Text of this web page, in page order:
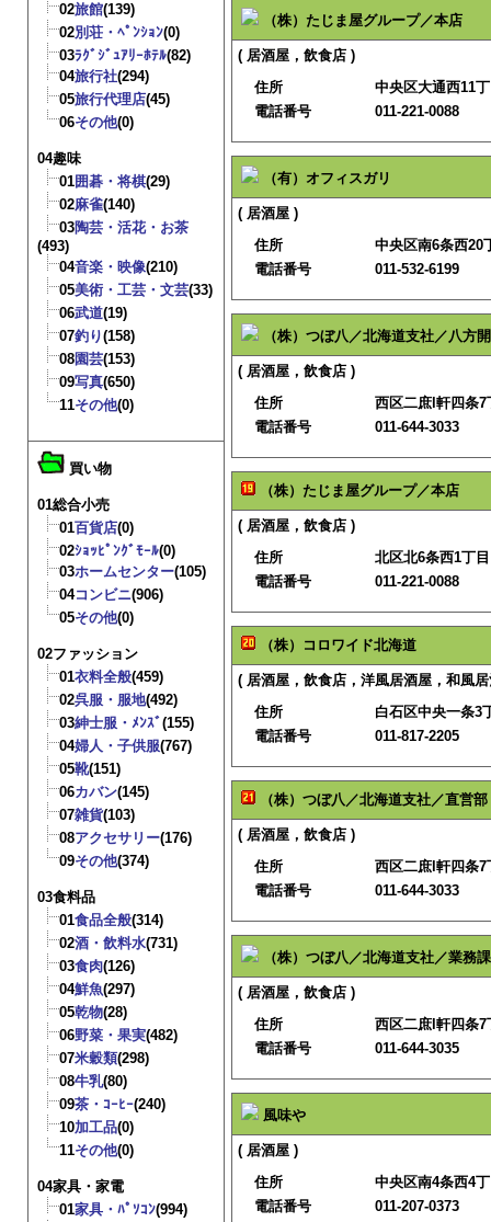
02旅館(139)
02別荘・ﾍﾟﾝｼｮﾝ(0)
03ﾗｸﾞｼﾞｭｱﾘｰﾎﾃﾙ(82)
04旅行社(294)
05旅行代理店(45)
06その他(0)
04趣味
01囲碁・将棋(29)
02麻雀(140)
03陶芸・活花・お茶
(493)
04音楽・映像(210)
05美術・工芸・文芸(33)
06武道(19)
07釣り(158)
08園芸(153)
09写真(650)
11その他(0)
買い物
01総合小売
01百貨店(0)
02ｼｮｯﾋﾟﾝｸﾞﾓｰﾙ(0)
03ホームセンター(105)
04コンビニ(906)
05その他(0)
02ファッション
01衣料全般(459)
02呉服・服地(492)
03紳士服・ﾒﾝｽﾞ(155)
04婦人・子供服(767)
05靴(151)
06カバン(145)
07雑貨(103)
08アクセサリー(176)
09その他(374)
03食料品
01食品全般(314)
02酒・飲料水(731)
03食肉(126)
04鮮魚(297)
05乾物(28)
06野菜・果実(482)
07米穀類(298)
08牛乳(80)
09茶・ｺｰﾋｰ(240)
10加工品(0)
11その他(0)
04家具・家電
01家具・ﾊﾟｿｺﾝ(994)
（株）たじま屋グループ／本店
( 居酒屋，飲食店 )
住所
中央区大通西11
電話番号
011-221-0088
（有）オフィスガリ
( 居酒屋 )
住所
中央区南6条西20
電話番号
011-532-6199
（株）つぼ八／北海道支社／八方
( 居酒屋，飲食店 )
住所
西区二庶l軒四条
電話番号
011-644-3033
（株）たじま屋グループ／本店
( 居酒屋，飲食店 )
住所
北区北6条西1丁
電話番号
011-221-0088
（株）コロワイド北海道
( 居酒屋，飲食店，洋風居酒屋，和風
住所
白石区中央一条3
電話番号
011-817-2205
（株）つぼ八／北海道支社／直営部
( 居酒屋，飲食店 )
住所
西区二庶l軒四条
電話番号
011-644-3033
（株）つぼ八／北海道支社／業務課
( 居酒屋，飲食店 )
住所
西区二庶l軒四条
電話番号
011-644-3035
風味や
( 居酒屋 )
住所
中央区南4条西4
電話番号
011-207-0373